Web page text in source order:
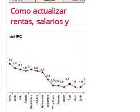
Como actualizar
rentas, salarios y
alquileres